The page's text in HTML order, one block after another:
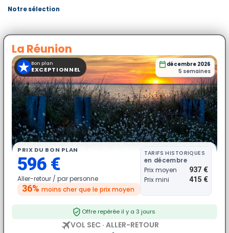
Notre sélection
La Réunion
décembre 2026
5 semaines
★Bon plan
EXCEPTIONNEL
PRIX DU BON PLAN
596 €
Aller-retour / par personne
36% moins cher que le prix moyen
TARIFS HISTORIQUES
en décembre
Prix moyen
937 €
Prix mini 415 €
Offre repérée il y a 3 jours
VOL SEC · ALLER-RETOUR